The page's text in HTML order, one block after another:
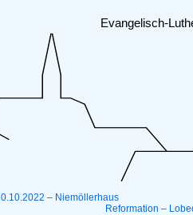
Evangelisch-
– Niemöllerhaus
Reformation –